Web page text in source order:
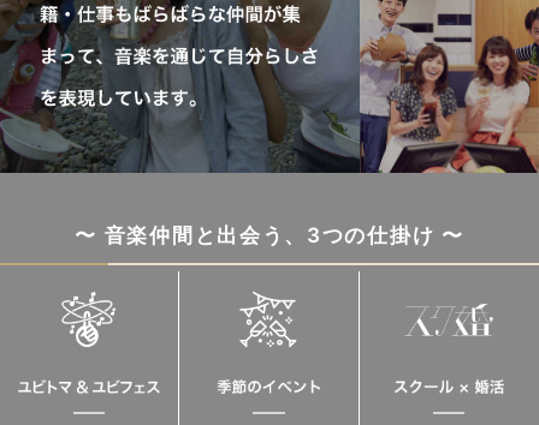
〜 音楽仲間と出会う、3つの仕掛け 〜